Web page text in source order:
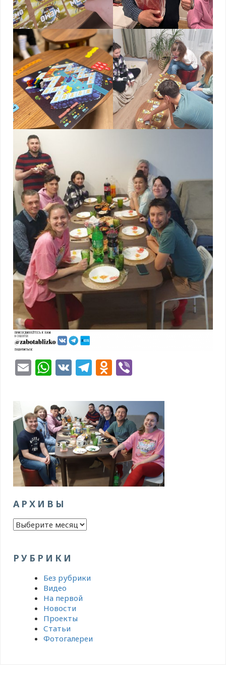
EmailWhatsApp
VK Telegram
Odnoklassniki
АРХИВЫ
Архивы
РУБРИКИ
Без рубрики
Видео
На первой
Новости
Проекты
Статьи
Фотогалереи